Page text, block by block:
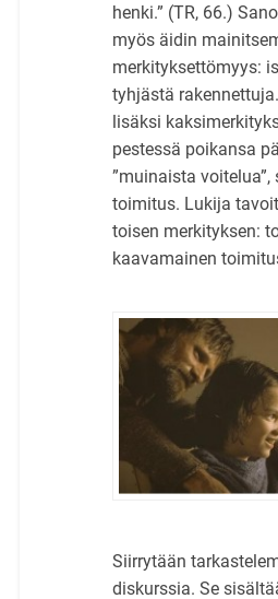
henki.” (TR, 66.)
myös äidin
merkityksettömyys:
tyhjästä
lisäksi
pestessä poikansa
”muinaista
toimitus. Lukija
toisen merkityksen:
kaavamainen
Siirrytään
diskurssia. Se